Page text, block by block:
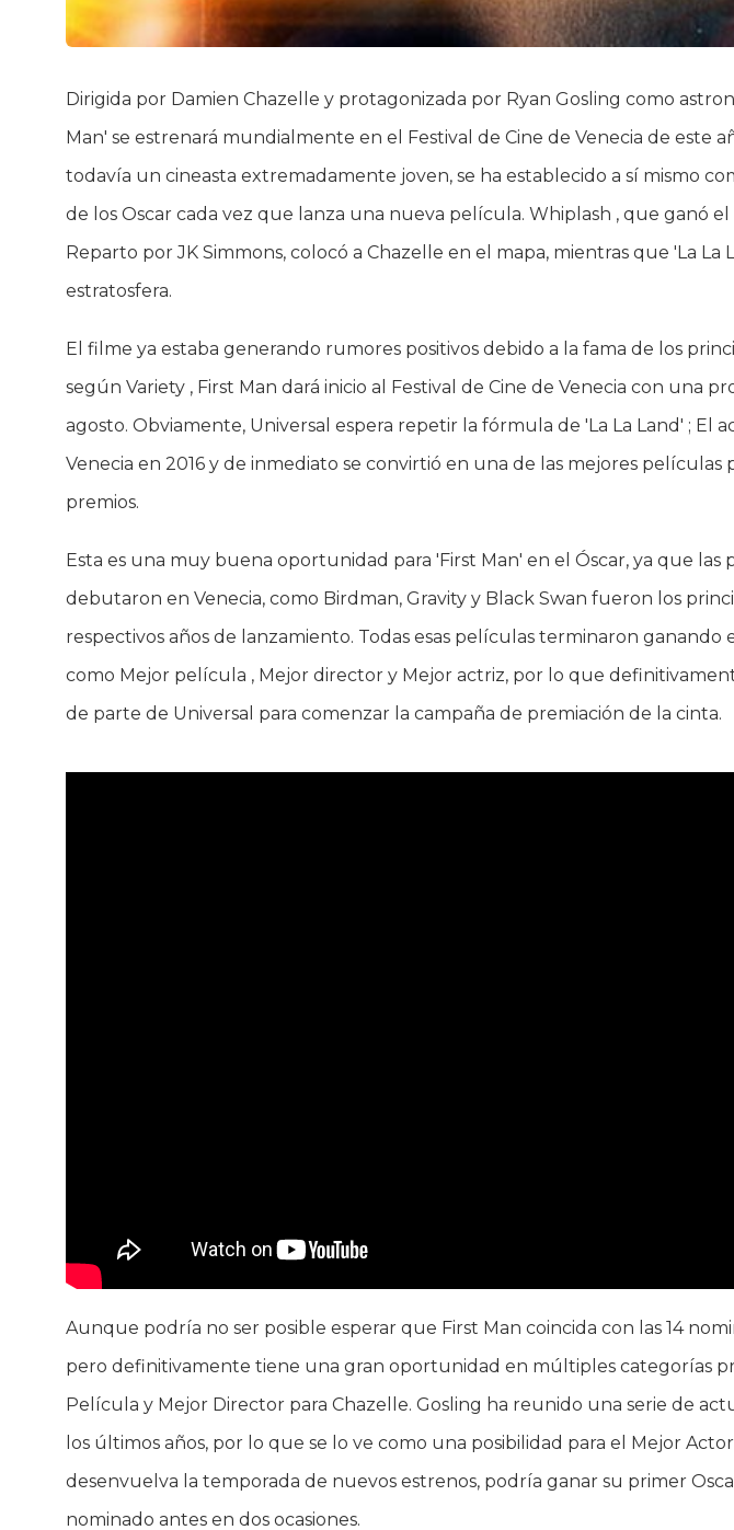
Dirigida por Damien Chazelle y protagonizada por Ryan Gosling como
Man' se estrenará mundialmente en el Festival de Cine de Venecia de este
todavía un cineasta extremadamente joven, se ha establecido a sí mismo
de los Oscar cada vez que lanza una nueva película. Whiplash , que ganó
Reparto por JK Simmons, colocó a Chazelle en el mapa, mientras que 'La La
estratosfera.
El filme ya estaba generando rumores positivos debido a la fama de los
según Variety , First Man dará inicio al Festival de Cine de Venecia con una
agosto. Obviamente, Universal espera repetir la fórmula de 'La La Land' ; El
Venecia en 2016 y de inmediato se convirtió en una de las mejores
premios.
Esta es una muy buena oportunidad para 'First Man' en el Óscar, ya que
debutaron en Venecia, como Birdman, Gravity y Black Swan fueron los
respectivos años de lanzamiento. Todas esas películas terminaron ganando
como Mejor película , Mejor director y Mejor actriz, por lo que
de parte de Universal para comenzar la campaña de premiación de la cinta.
Aunque podría no ser posible esperar que First Man coincida con las 14
pero definitivamente tiene una gran oportunidad en múltiples categorías
Película y Mejor Director para Chazelle. Gosling ha reunido una serie de
los últimos años, por lo que se lo ve como una posibilidad para el Mejor
desenvuelva la temporada de nuevos estrenos, podría ganar su primer
nominado antes en dos ocasiones.